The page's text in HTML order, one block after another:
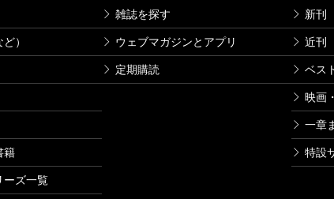
）
籍
ーズ一覧
雑誌を探す
ウェブマガジンとアプリ
定期購読
新刊
近刊
ベス
映画
一章
特設